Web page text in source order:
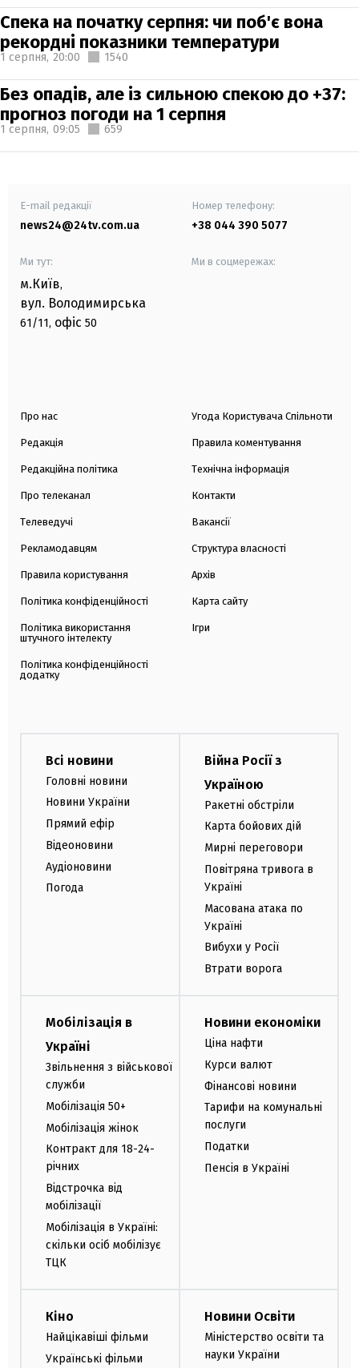
Спека на початку серпня: чи поб'є вона
рекордні показники температури
1 серпня, 20:00 1540
Без опадів, але із сильною спекою до +37:
прогноз погоди на 1 серпня
1 серпня, 09:05 659
E-mail редакції
news24@24tv.com.ua
Номер телефону:
+38 044 390 5077
Ми тут:
м.Київ,
вул. Володимирська
61/11, офіс 50
Ми в соцмережах:
Про нас
Редакція
Редакційна політика
Про телеканал
Телеведучі
Рекламодавцям
Правила користування
Політика конфіденційності
Політика використання
штучного інтелекту
Політика конфіденційності
додатку
Угода Користувача Спільноти
Правила коментування
Технічна інформація
Контакти
Вакансії
Структура власності
Архів
Карта сайту
Ігри
Всі новини
Головні новини
Новини України
Прямий ефір
Відеоновини
Аудіоновини
Погода
Війна Росії з
Україною
Ракетні обстріли
Карта бойових дій
Мирні переговори
Повітряна тривога в
Україні
Масована атака по
Україні
Вибухи у Росії
Втрати ворога
Мобілізація в
Україні
Звільнення з військової
служби
Мобілізація 50+
Мобілізація жінок
Контракт для 18-24-
річних
Відстрочка від
мобілізації
Мобілізація в Україні:
скільки осіб мобілізує
ТЦК
Новини економіки
Ціна нафти
Курси валют
Фінансові новини
Тарифи на комунальні
послуги
Податки
Пенсія в Україні
Кіно
Найцікавіші фільми
Українські фільми
Новини Освіти
Міністерство освіти та
науки України